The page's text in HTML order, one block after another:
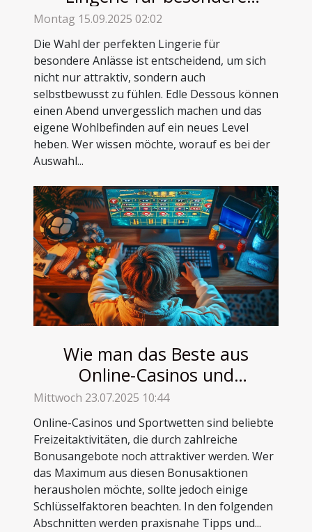
Anlässe aus?
Montag 15.09.2025 02:02
Die Wahl der perfekten Lingerie für
besondere Anlässe ist entscheidend, um sich
nicht nur attraktiv, sondern auch
selbstbewusst zu fühlen. Edle Dessous können
einen Abend unvergesslich machen und das
eigene Wohlbefinden auf ein neues Level
heben. Wer wissen möchte, worauf es bei der
Auswahl...
Wie man das Beste aus
Online-Casinos und
Sportwettenboni herausholt
Mittwoch 23.07.2025 10:44
Online-Casinos und Sportwetten sind beliebte
Freizeitaktivitäten, die durch zahlreiche
Bonusangebote noch attraktiver werden. Wer
das Maximum aus diesen Bonusaktionen
herausholen möchte, sollte jedoch einige
Schlüsselfaktoren beachten. In den folgenden
Abschnitten werden praxisnahe Tipps und...